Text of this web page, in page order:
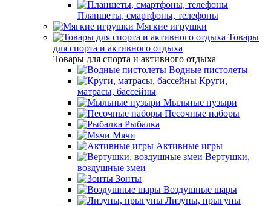
Планшеты, смартфоны, телефоны
Мягкие игрушки
Товары
для спорта и активного отдыха
Товары для спорта и активного отдыха
Водные пистолеты
Круги,
матрасы, бассейны
Мыльные пузыри
Песочные наборы
Рыбалка
Мячи
Активные игры
Вертушки,
воздушные змеи
Зонты
Воздушные шары
Лизуны, прыгуны